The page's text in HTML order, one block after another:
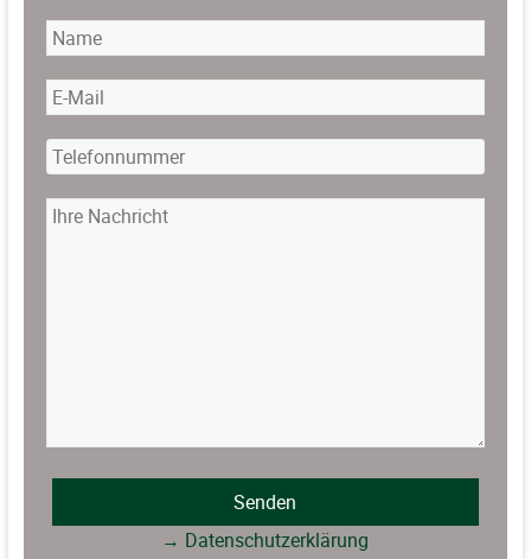
→ Datenschutzerklärung